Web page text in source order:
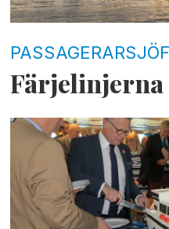
Färjelinjerna